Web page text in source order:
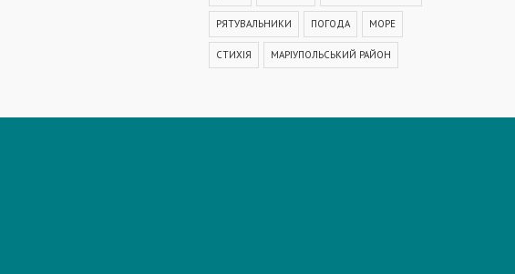
РЯТУВАЛЬНИКИ ПОГОДА МОРЕ
СТИХІЯ МАРІУПОЛЬСЬКИЙ РАЙОН
ПОЛІЦІЯ ПОДІЯ АВАРІЯ МЕДИЦИНА